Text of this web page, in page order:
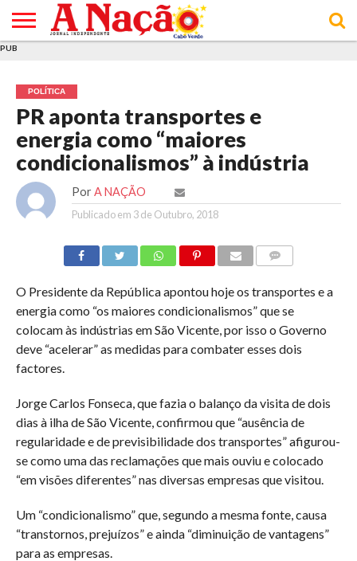
E DE
COOKIES
DE
UTILIZAÇÃO
PUB
POLÍTICA
PR aponta transportes e
energia como “maiores
condicionalismos” à indústria
Por A NAÇÃO
Publicado em 3 de Outubro, 2018
O Presidente da República apontou hoje os transportes e a
energia como “os maiores condicionalismos” que se
colocam às indústrias em São Vicente, por isso o Governo
deve “acelerar” as medidas para combater esses dois
factores.
Jorge Carlos Fonseca, que fazia o balanço da visita de dois
dias à ilha de São Vicente, confirmou que “ausência de
regularidade e de previsibilidade dos transportes” afigurou-
se como uma das reclamações que mais ouviu e colocado
“em visões diferentes” nas diversas empresas que visitou.
Um “condicionalismo” que, segundo a mesma fonte, causa
“transtornos, prejuízos” e ainda “diminuição de vantagens”
para as empresas.